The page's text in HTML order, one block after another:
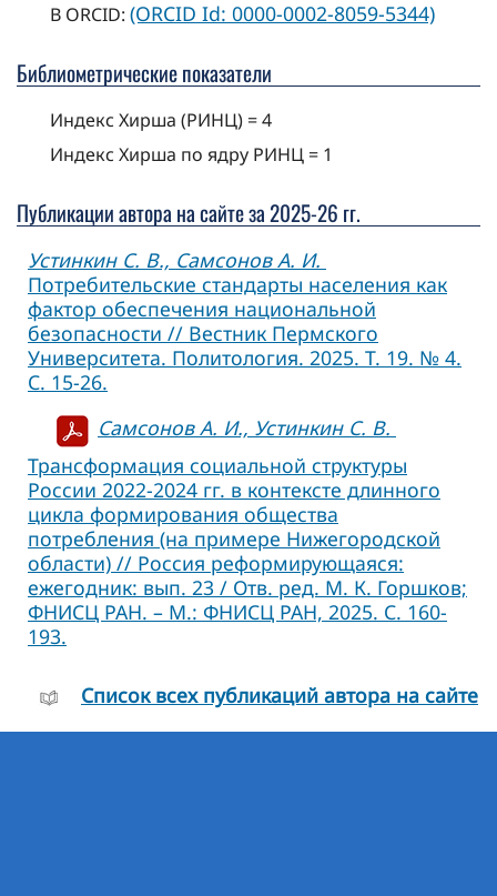
В ORCID: (ORCID Id: 0000-0002-8059-5344)
Библиометрические показатели
Индекс Хирша (РИНЦ) = 4
Индекс Хирша по ядру РИНЦ = 1
Публикации автора на сайте за 2025-26 гг.
Устинкин С. В., Самсонов А. И.
Потребительские стандарты населения как
фактор обеспечения национальной
безопасности // Вестник Пермского
Университета. Политология. 2025. Т. 19. № 4.
С. 15-26.
Самсонов А. И., Устинкин С. В.
Трансформация социальной структуры
России 2022-2024 гг. в контексте длинного
цикла формирования общества
потребления (на примере Нижегородской
области) // Россия реформирующаяся:
ежегодник: вып. 23 / Отв. ред. М. К. Горшков;
ФНИСЦ РАН. – М.: ФНИСЦ РАН, 2025. С. 160-
193.
Cписок всех публикаций автора на сайте